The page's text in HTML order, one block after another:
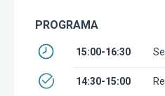
PROGRAMA
15:00-16:30
14:30-15:00